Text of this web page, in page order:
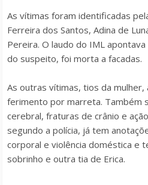
As vítimas foram identificadas
Ferreira dos Santos, Adina de
Pereira. O laudo do IML
do suspeito, foi morta a facadas.
As outras vítimas, tios da
ferimento por marreta. Também
cerebral, fraturas de crânio e
segundo a polícia, já tem
corporal e violência doméstica e
sobrinho e outra tia de Erica.